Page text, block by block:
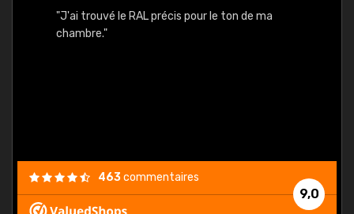
"J'ai trouvé le RAL précis pour le ton de ma
chambre."
9,0
463commentaires